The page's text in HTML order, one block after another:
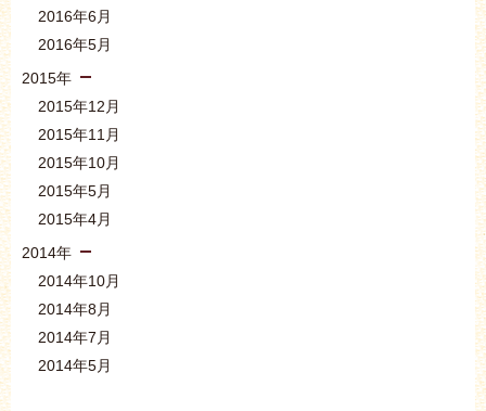
2016年6月
2016年5月
2015年
2015年12月
2015年11月
2015年10月
2015年5月
2015年4月
2014年
2014年10月
2014年8月
2014年7月
2014年5月